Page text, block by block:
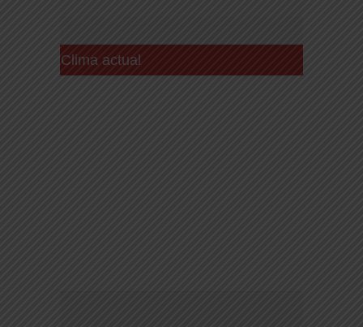
Clima actual